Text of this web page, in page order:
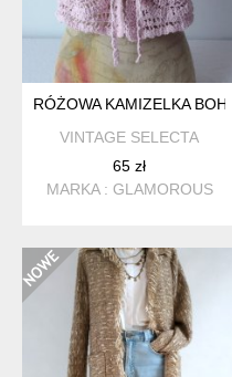
RÓŻOWA KAMIZELKA BOHO
VINTAGE SELECTA
65 zł
MARKA : GLAMOROUS